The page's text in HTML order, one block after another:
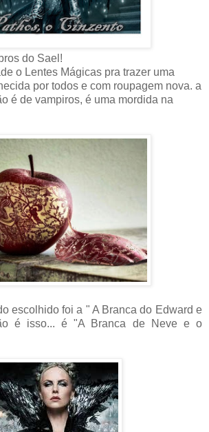
do Sael!
o Lentes Mágicas pra trazer uma
por todos e com roupagem nova. a
é de vampiros, é uma mordida na
escolhido foi a " A Branca do Edward e
é isso... é "A Branca de Neve e o